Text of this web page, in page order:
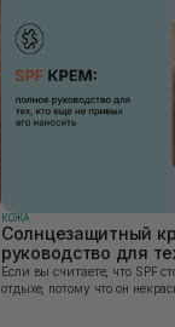
КОЖА
Солнцезащитный
руководство для
привык его
Если вы считаете, что SPF
отдыхе, потому что он